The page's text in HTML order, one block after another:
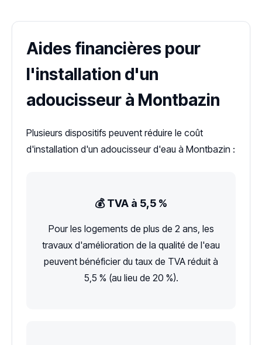
Aides financières pour
l'installation d'un
adoucisseur à Montbazin
Plusieurs dispositifs peuvent réduire le coût
d'installation d'un adoucisseur d'eau à Montbazin :
💰 TVA à 5,5 %
Pour les logements de plus de 2 ans, les
travaux d'amélioration de la qualité de l'eau
peuvent bénéficier du taux de TVA réduit à
5,5 % (au lieu de 20 %).